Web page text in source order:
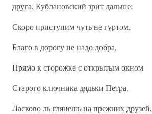
друга, Кублановский зрит дальше:
Скоро приступим чуть не гуртом,
Благо в дорогу не надо добра,
Прямо к сторожке с открытым окном
Старого ключника дядьки Петра.
Ласково ль глянешь на прежних друзей,